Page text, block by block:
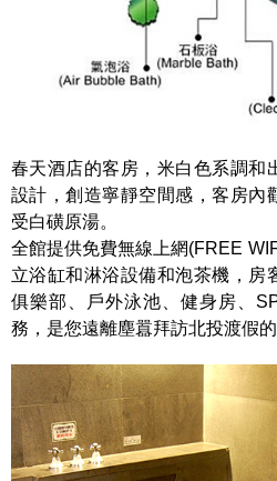
春天酒店的客房，米白色系調和
設計，創造寧靜空間感，客房內
受白磺原湯。
全館提供免費無線上網(FREE
立浴缸和淋浴設備和泡茶機，房
俱樂部、戶外泳池、健身房、
務，是您遠離塵囂拜訪北投渡假的